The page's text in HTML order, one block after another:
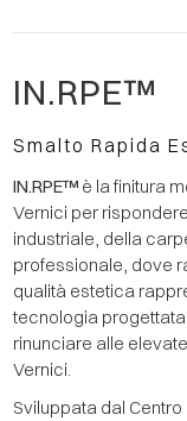
IN.RPE™
Smalto Rapida
IN.RPE™ è la finitura
Vernici per
industriale, della
professionale, dove
qualità estetica
tecnologia
rinunciare alle
Vernici.
Sviluppata dal